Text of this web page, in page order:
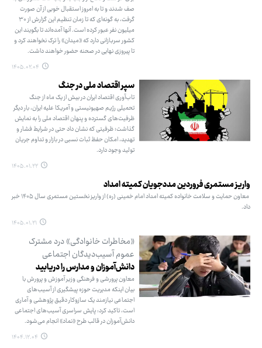
صف شدند و تا به امروز استقبال خوبی از آن صورت
گرفت، به گونه‌ای که تا زمان تنظیم این گزارش از ۳۰
میلیون نفر عبور کرده است. آنها آمده‌اند تا بگویند این
کشور سربازانی دارد که «میدان» را ترک نخواهند کرد و
تا پیروزی نهایی در صحنه حضور خواهند داشت.
۱۴۰۵.۰۲.۰۴
سپر اقتصاد ملی در جنگ
تاب‌آوری اقتصاد ایران در بیش از یک ماه از جنگ
تحمیلی رژیم صهیونیستی و آمریکا علیه ایران، بار دیگر
ظرفیت‌های گسترده و پنهان اقتصاد ملی را به نمایش
گذاشت؛ ظرفیتی که نشان داد حتی در شرایط فشار و
تهدید، امکان حفظ ثبات نسبی در بازار و تداوم جریان
تولید وجود دارد.
۱۴۰۵.۰۱.۲۲
واریز مستمری فروردین مددجویان کمیته امداد
معاون حمایت و سلامت خانواده کمیته امداد امام خمینی (ره) از واریز نخستین مستمری سال ۱۴۰۵ خبر
داد.
۱۴۰۵.۰۱.۲۱
«مخاطرات خانوادگی» درد مشترک
عموم آسیب‌دیدگان اجتماعی
دانش‌آموزان و مدارس را دریابید
معاون پرورشی و فرهنگی وزیر آموزش و پرورش با
بیان اینکه مدیریت حوزه پیشگیری از آسیب‌های
اجتماعی نیازمند یک سازوکار دقیق پژوهشی و آماری
است، تاکید کرد: پایش سراسری آسیب‌های اجتماعی
دانش‌آموزان در قالب طرح «نماد» انجام می‌شود.
۱۴۰۴.۱۲.۰۴